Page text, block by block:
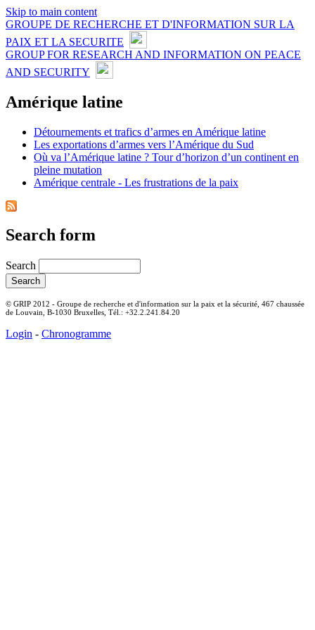
Skip to main content
GROUPE DE RECHERCHE ET D'INFORMATION SUR LA
PAIX ET LA SECURITE
GROUP FOR RESEARCH AND INFORMATION ON PEACE
AND SECURITY
Amérique latine
Détournements et trafics d’armes en Amérique latine
Les exportations d’armes vers l’Amérique du Sud
Où va l’Amérique latine ? Tour d’horizon d’un continent en
pleine mutation
Amérique centrale - Les frustrations de la paix
Search form
Search
© GRIP 2012 - Groupe de recherche et d'information sur la paix et la sécurité, 467 chaussée
de Louvain, B-1030 Bruxelles, Tél.: +32.2.241.84.20
Login - Chronogramme